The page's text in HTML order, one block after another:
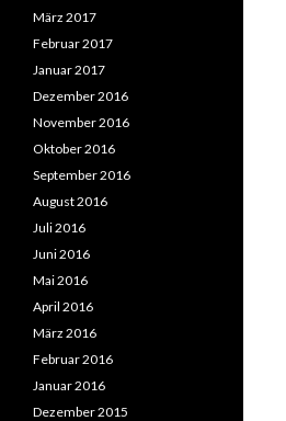
März 2017
Februar 2017
Januar 2017
Dezember 2016
November 2016
Oktober 2016
September 2016
August 2016
Juli 2016
Juni 2016
Mai 2016
April 2016
März 2016
Februar 2016
Januar 2016
Dezember 2015